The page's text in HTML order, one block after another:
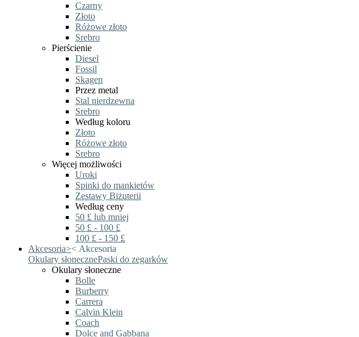
Czarny
Złoto
Różowe złoto
Srebro
Pierścienie
Diesel
Fossil
Skagen
Przez metal
Stal nierdzewna
Srebro
Według koloru
Złoto
Różowe złoto
Srebro
Więcej możliwości
Uroki
Spinki do mankietów
Zestawy Biżuterii
Według ceny
50 £ lub mniej
50 £ - 100 £
100 £ - 150 £
Akcesoria>< Akcesoria
Okulary słonecznePaski do zegarków
Okulary słoneczne
Bolle
Burberry
Carrera
Calvin Klein
Coach
Dolce and Gabbana